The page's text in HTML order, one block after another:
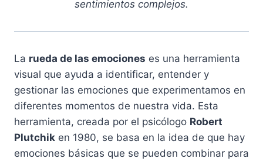
sentimientos complejos.
La rueda de las emociones es una herramienta
visual que ayuda a identificar, entender y
gestionar las emociones que experimentamos en
diferentes momentos de nuestra vida. Esta
herramienta, creada por el psicólogo Robert
Plutchik en 1980, se basa en la idea de que hay
emociones básicas que se pueden combinar para